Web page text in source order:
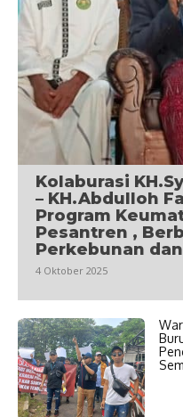
Kolaburasi
– KH.Abdulloh
Program
Pesantren ,
Perkebunan
4 Oktober 2025